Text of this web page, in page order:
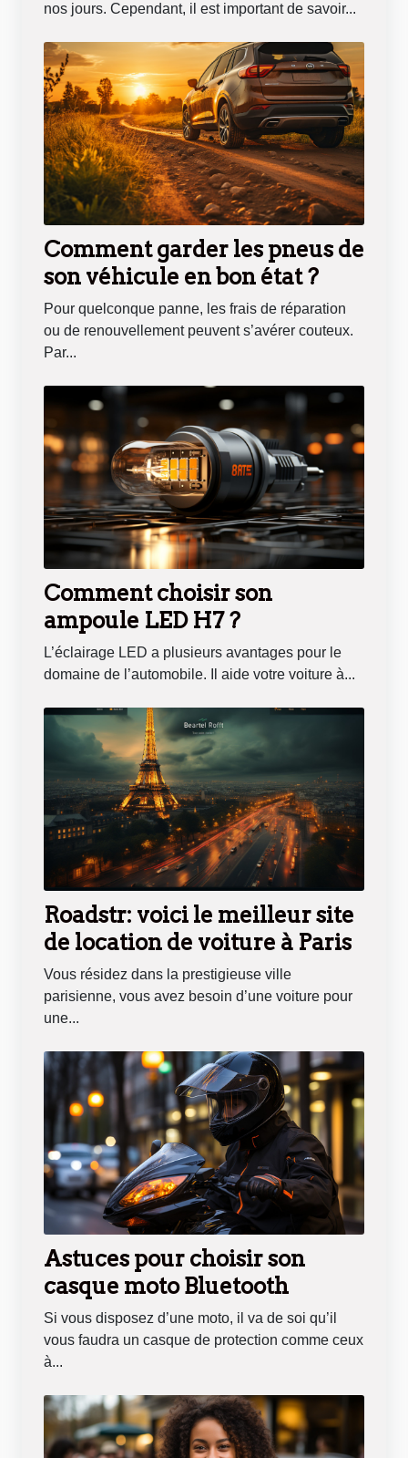
nos jours. Cependant, il est important de savoir...
Comment garder les pneus de
son véhicule en bon état ?
Pour quelconque panne, les frais de réparation
ou de renouvellement peuvent s’avérer couteux.
Par...
Comment choisir son
ampoule LED H7 ?
L’éclairage LED a plusieurs avantages pour le
domaine de l’automobile. Il aide votre voiture à...
Roadstr: voici le meilleur site
de location de voiture à Paris
Vous résidez dans la prestigieuse ville
parisienne, vous avez besoin d’une voiture pour
une...
Astuces pour choisir son
casque moto Bluetooth
Si vous disposez d’une moto, il va de soi qu’il
vous faudra un casque de protection comme ceux
à...